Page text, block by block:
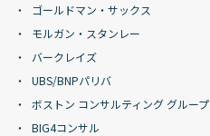
ゴールドマン・サックス
モルガン・スタンレー
バークレイズ
UBS/BNPパリバ
ボストン コンサルティング グループ
BIG4コンサル